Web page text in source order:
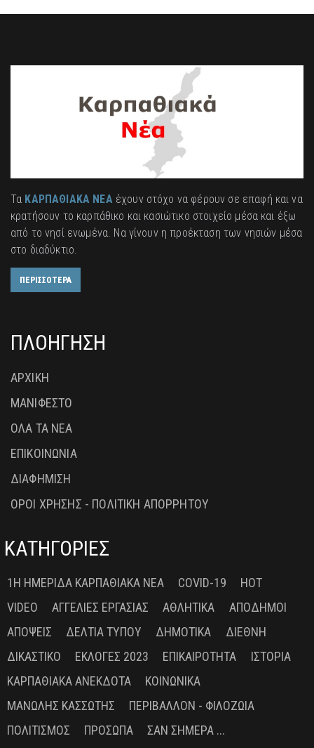
Τα ΚΑΡΠΑΘΙΑΚΑ ΝΕΑέχουν στόχο να φέρουν σε επαφή και να
κρατήσουν το καρπάθικο και κασιώτικο στοιχείο μέσα και έξω
από το νησί ενωμένα. Να γίνουν η προέκταση των νησιών μέσα
στο διαδύκτιο.
ΠΕΡΙΣΣΟΤΕΡΑ
ΠΛΟΗΓΗΣΗ
ΑΡΧΙΚΗ
ΜΑΝΙΦΕΣΤΟ
ΟΛΑ ΤΑ ΝΕΑ
ΕΠΙΚΟΙΝΩΝΙΑ
ΔΙΑΦΗΜΙΣΗ
ΟΡΟΙ ΧΡΗΣΗΣ - ΠΟΛΙΤΙΚΗ ΑΠΟΡΡΗΤΟΥ
ΚΑΤΗΓΟΡΙΕΣ
1Η ΗΜΕΡΊΔΑ ΚΑΡΠΑΘΙΑΚΆ ΝΈΑ COVID-19
HOT
VIDEO
ΑΓΓΕΛΊΕΣ ΕΡΓΑΣΊΑΣ ΑΘΛΗΤΙΚΆ
ΑΠΌΔΗΜΟΙ
ΑΠΌΨΕΙΣ
ΔΕΛΤΊΑ ΤΎΠΟΥ ΔΗΜΟΤΙΚΆ
ΔΙΕΘΝΉ
ΔΙΚΑΣΤΙΚΌ
ΕΚΛΟΓΈΣ 2023 ΕΠΙΚΑΙΡΌΤΗΤΑ
ΙΣΤΟΡΊΑ
ΚΑΡΠΑΘΙΑΚΆ ΑΝΈΚΔΟΤΑ
ΚΟΙΝΩΝΙΚΆ
ΜΑΝΏΛΗΣ ΚΑΣΣΏΤΗΣ
ΠΕΡΙΒΆΛΛΟΝ - ΦΙΛΟΖΩΊΑ
ΠΟΛΙΤΙΣΜΌΣ
ΠΡΌΣΩΠΑ
ΣΑΝ ΣΉΜΕΡΑ ...